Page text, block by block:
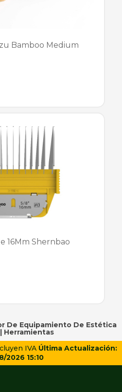
Bamboo Medium
16Mm Shernbao
De Equipamiento De Estética
Herramientas
IVA Última Actualización:
2026 15:10